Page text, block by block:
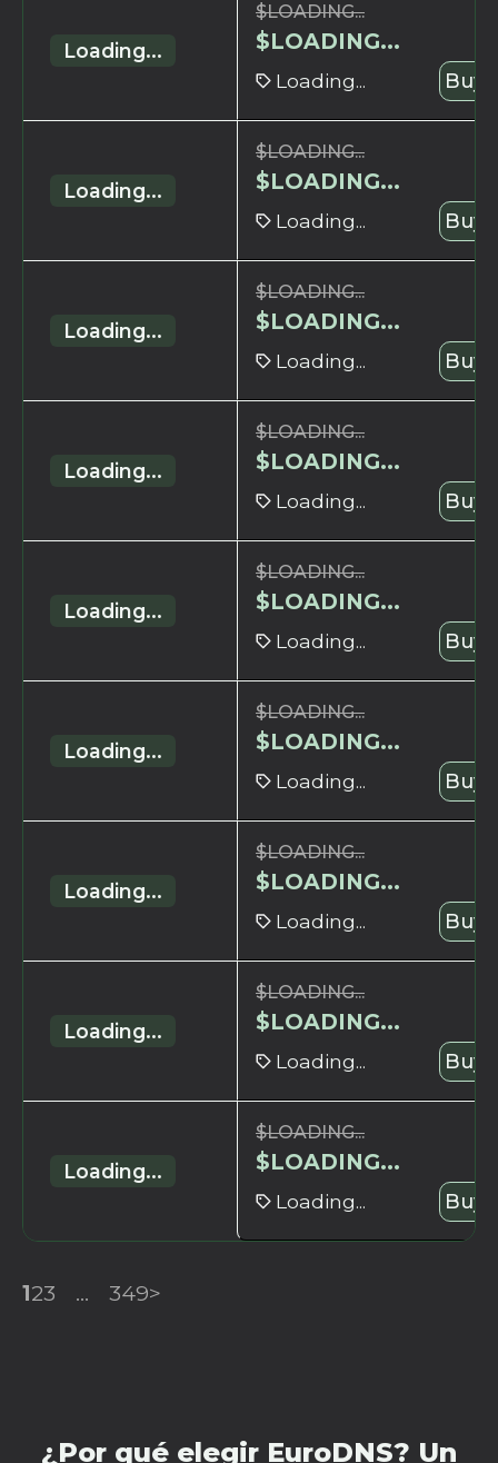
Loading...
$LOADING...
$LOADING...
Loading... Buy
Loading...
$LOADING...
$LOADING...
Loading... Buy
Loading...
$LOADING...
$LOADING...
Loading... Buy
Loading...
$LOADING...
$LOADING...
Loading... Buy
Loading...
$LOADING...
$LOADING...
Loading... Buy
Loading...
$LOADING...
$LOADING...
Loading... Buy
Loading...
$LOADING...
$LOADING...
Loading... Buy
Loading...
$LOADING...
$LOADING...
Loading... Buy
Loading...
$LOADING...
$LOADING...
Loading... Buy
123 ... 349>
¿Por qué elegir EuroDNS? Un